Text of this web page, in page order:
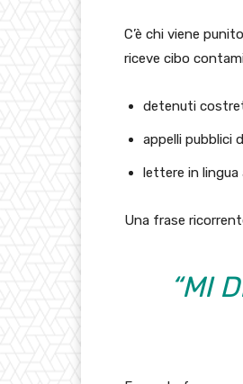
C’è chi viene
riceve cibo
detenuti
appelli pubblici
lettere in lingua
Una frase
“MI